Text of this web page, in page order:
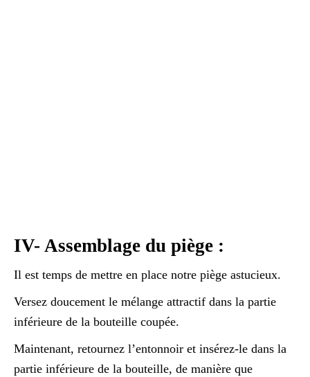
IV- Assemblage du piège :
Il est temps de mettre en place notre piège astucieux.
Versez doucement le mélange attractif dans la partie
inférieure de la bouteille coupée.
Maintenant, retournez l’entonnoir et insérez-le dans la
partie inférieure de la bouteille, de manière que